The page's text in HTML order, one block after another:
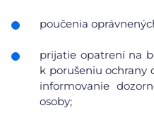
poučenia
prijatie opatrení na
k porušeniu ochrany
informovanie
osoby;